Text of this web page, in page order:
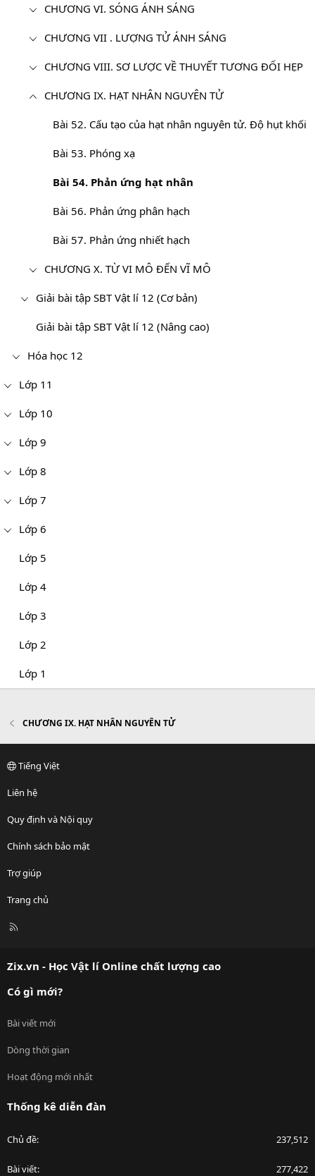
CHƯƠNG VI. SÓNG ÁNH SÁNG
CHƯƠNG VII . LƯỢNG TỬ ÁNH SÁNG
CHƯƠNG VIII. SƠ LƯỢC VỀ THUYẾT TƯƠNG ĐỐI HẸP
CHƯƠNG IX. HẠT NHÂN NGUYÊN TỬ
Bài 52. Cấu tạo của hạt nhân nguyên tử. Độ hụt khối
Bài 53. Phóng xạ
Bài 54. Phản ứng hạt nhân
Bài 56. Phản ứng phân hạch
Bài 57. Phản ứng nhiết hạch
CHƯƠNG X. TỪ VI MÔ ĐẾN VĨ MÔ
Giải bài tập SBT Vật lí 12 (Cơ bản)
Giải bài tập SBT Vật lí 12 (Nâng cao)
Hóa học 12
Lớp 11
Lớp 10
Lớp 9
Lớp 8
Lớp 7
Lớp 6
Lớp 5
Lớp 4
Lớp 3
Lớp 2
Lớp 1
CHƯƠNG IX. HẠT NHÂN NGUYÊN TỬ
Tiếng Việt
Liên hệ
Quy định và Nội quy
Chính sách bảo mật
Trợ giúp
Trang chủ
R
Zix.vn - Học Vật lí Online chất lượng cao
Có gì mới?
Bài viết mới
Dòng thời gian
Hoạt động mới nhất
Thống kê diễn đàn
Chủ đề 237,512
Bài viết 277,422